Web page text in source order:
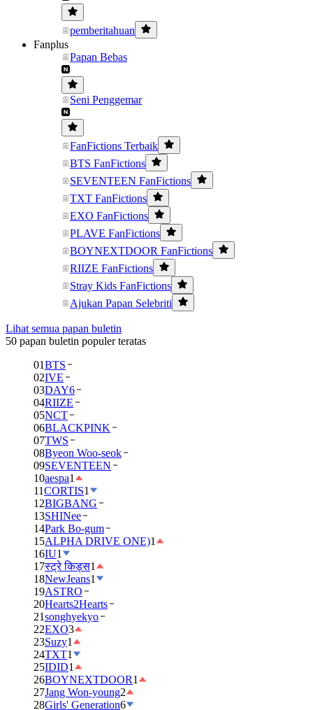
pemberitahuan
Fanplus
Papan Bebas
Seni Penggemar
FanFictions Terbaik
BTS FanFictions
SEVENTEEN FanFictions
TXT FanFictions
EXO FanFictions
PLAVE FanFictions
BOYNEXTDOOR FanFictions
RIIZE FanFictions
Stray Kids FanFictions
Ajukan Papan Selebriti
Lihat semua papan buletin
50 papan buletin populer teratas
01BTS
02IVE
03DAY6
04RIIZE
05NCT
06BLACKPINK
07TWS
08Byeon Woo-seok
09SEVENTEEN
10aespa1
11CORTIS1
12BIGBANG
13SHINee
14Park Bo-gum
15ALPHA DRIVE ONE)1
16IU1
17स्ट्रे किड्स1
18NewJeans1
19ASTRO
20Hearts2Hearts
21songhyekyo
22EXO3
23Suzy1
24TXT1
25IDID1
26BOYNEXTDOOR1
27Jang Won-young2
28Girls' Generation6